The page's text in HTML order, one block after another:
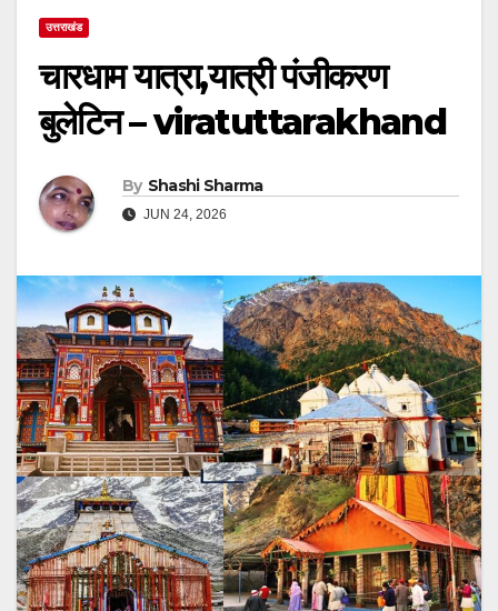
उत्तराखंड
चारधाम यात्रा,यात्री पंजीकरण
बुलेटिन – viratuttarakhand
By Shashi Sharma
JUN 24, 2026